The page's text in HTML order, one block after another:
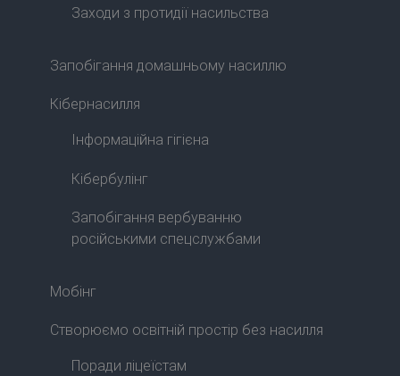
Заходи з протидії насильства
Запобігання домашньому насиллю
Кібернасилля
Інформаційна гігієна
Кібербулінг
Запобігання вербуванню
російськими спецслужбами
Мобінг
Створюємо освітній простір без насилля
Поради ліцеїстам